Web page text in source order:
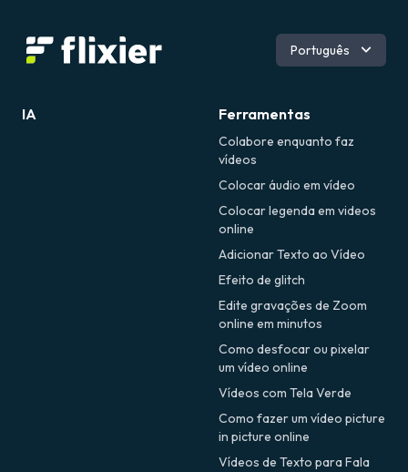
Inglês
Romeno
Português
IA Ferramentas
Colabore enquanto faz
vídeos
Colocar áudio em vídeo
Colocar legenda em videos
online
Adicionar Texto ao Vídeo
Efeito de glitch
Edite gravações de Zoom
online em minutos
Como desfocar ou pixelar
um vídeo online
Vídeos com Tela Verde
Como fazer um vídeo picture
in picture online
Vídeos de Texto para Fala